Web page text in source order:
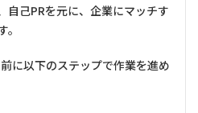
自己PRを元に、企業にマッチす
に以下のステップで作業を進め